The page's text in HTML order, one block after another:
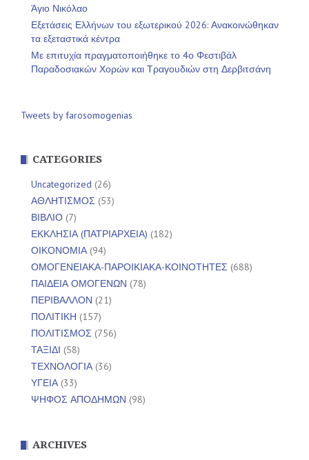
Άγιο Νικόλαο
Εξετάσεις Ελλήνων του εξωτερικού 2026: Ανακοινώθηκαν
τα εξεταστικά κέντρα
Με επιτυχία πραγματοποιήθηκε το 4ο Φεστιβάλ
Παραδοσιακών Χορών και Τραγουδιών στη Δερβιτσάνη
Tweets by farosomogenias
CATEGORIES
Uncategorized (26)
ΑΘΛΗΤΙΣΜΟΣ (53)
ΒΙΒΛΙΟ (7)
ΕΚΚΛΗΣΙΑ (ΠΑΤΡΙΑΡΧΕΙΑ) (182)
ΟΙΚΟΝΟΜΙΑ(94)
ΟΜΟΓΕΝΕΙΑΚΑ-ΠΑΡΟΙΚΙΑΚΑ-ΚΟΙΝΟΤΗΤΕΣ (688)
ΠΑΙΔΕΙΑ ΟΜΟΓΕΝΩΝ (78)
ΠΕΡΙΒΑΛΛΟΝ (21)
ΠΟΛΙΤΙΚΗ (157)
ΠΟΛΙΤΙΣΜΟΣ (756)
ΤΑΞΙΔΙ (58)
ΤΕΧΝΟΛΟΓΙΑ(36)
ΥΓΕΙΑ(33)
ΨΗΦΟΣ ΑΠΟΔΗΜΩΝ (98)
ARCHIVES